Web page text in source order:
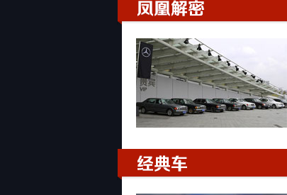
着126过来以后，别说看一眼，就觉得
春节是我有史以来过的最开心的春节。
就拧，因为不了解这个，开了两天就打
候的感觉，所以就收藏了这样一些车。
主持人 梁洪：你觉得这是一种圆梦，
种观点吗？
贵，才几万块钱。
刘晓科：2.7万。
凤凰解密